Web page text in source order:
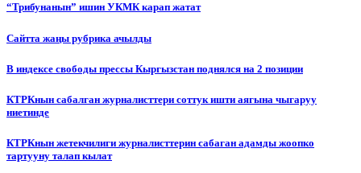
“Трибунанын” ишин УКМК карап жатат
Сайтта жаңы рубрика ачылды
В индексе свободы прессы Кыргызстан поднялся на 2 позиции
КТРКнын сабалган журналисттери соттук ишти аягына чыгаруу
ниетинде
КТРКнын жетекчилиги журналисттерин сабаган адамды жоопко
тартууну талап кылат